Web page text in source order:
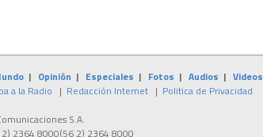
| Opinión | Especiales | Fotos | Audios | Videos
a la Radio | Redacción Internet | Politica de Privacidad
S.A.
2364 8000(56 2) 2364 8000